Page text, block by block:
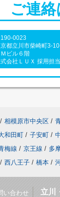
ご連
0023
都立川市柴崎町3-
Ｍビル６階
会社ＬＵＸ 採用担
/ 相模原市中央区 /
和田町 / 子安町 /
梅線 / 京王線 / 多
/ 西八王子 / 橋本 /
い合わせ
立川